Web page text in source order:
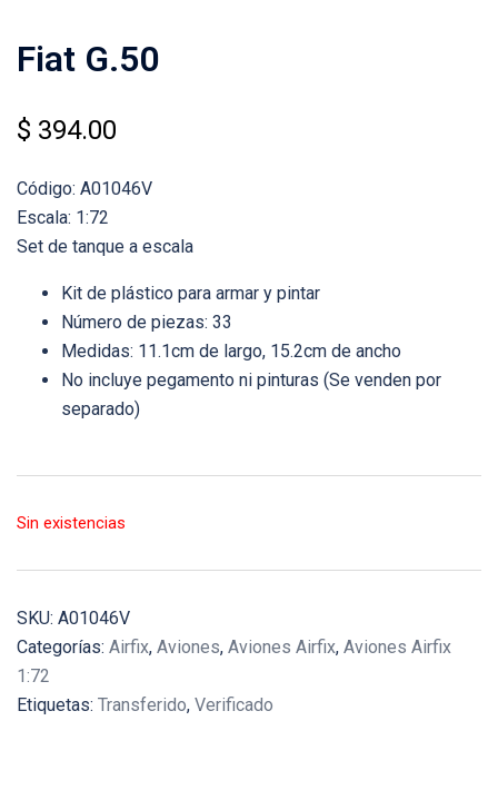
Fiat G.50
$ 394.00
Código: A01046V
Escala: 1:72
Set de tanque a escala
Kit de plástico para armar y pintar
Número de piezas: 33
Medidas: 11.1cm de largo, 15.2cm de ancho
No incluye pegamento ni pinturas (Se venden por
separado)
Sin existencias
SKU: A01046V
Categorías: Airfix, Aviones, Aviones Airfix, Aviones Airfix
1:72
Etiquetas: Transferido, Verificado